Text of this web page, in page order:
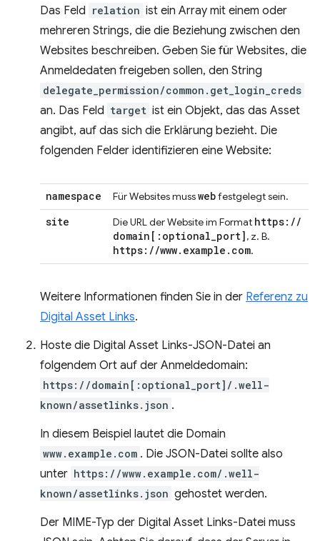
Das Feld relation ist ein Array mit einem oder
mehreren Strings, die die Beziehung zwischen den
Websites beschreiben. Geben Sie für Websites, die
Anmeldedaten freigeben sollen, den String
delegate_permission/common.get_login_creds
an. Das Feld target ist ein Objekt, das das Asset
angibt, auf das sich die Erklärung bezieht. Die
folgenden Felder identifizieren eine Website:
namespace Für Websites musswebfestgelegt sein.
site Die URL der Website im Format https: //
domain [: optional_port], z. B.
https: //www. example . com.
Weitere Informationen finden Sie in der Referenz zu
Digital Asset Links.
Hoste die Digital Asset Links-JSON-Datei an
folgendem Ort auf der Anmeldedomain:
https://domain[:optional_port]/.well-
known/assetlinks.json .
In diesem Beispiel lautet die Domain
www.example.com . Die JSON-Datei sollte also
unter https://www.example.com/.well-
known/assetlinks.json gehostet werden.
Der MIME-Typ der Digital Asset Links-Datei muss